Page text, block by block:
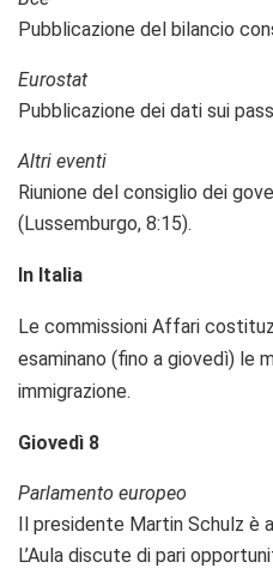
Pubblicazione del bilancio
Eurostat
Pubblicazione dei dati sui
Altri eventi
Riunione del consiglio dei
(Lussemburgo, 8:15).
In Italia
Le commissioni Affari
esaminano (fino a giovedì) le
immigrazione.
Giovedì 8
Parlamento europeo
Il presidente Martin Schulz è
L’Aula discute di pari